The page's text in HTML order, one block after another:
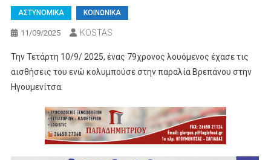
ΑΣΤΥΝΟΜΙΚΑ ΚΟΙΝΩΝΙΚΑ
11/09/2025 KOSTAS
Την Τετάρτη 10/9/ 2025, ένας 79χρονος λουόμενος έχασε τις
αισθήσεις του ενώ κολυμπούσε στην παραλία Βρεπάνου στην
Ηγουμενίτσα.